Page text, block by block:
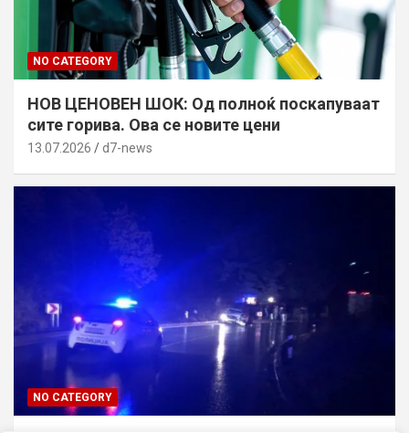
NO CATEGORY
НОВ ЦЕНОВЕН ШОК: Од полноќ поскапуваат
сите горива. Ова се новите цени
13.07.2026 d7-news
NO CATEGORY